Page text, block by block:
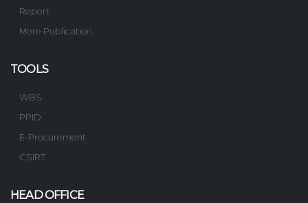
Report
More Publication
TOOLS
WBS
PPID
E-Procurement
CSIRT
HEAD OFFICE